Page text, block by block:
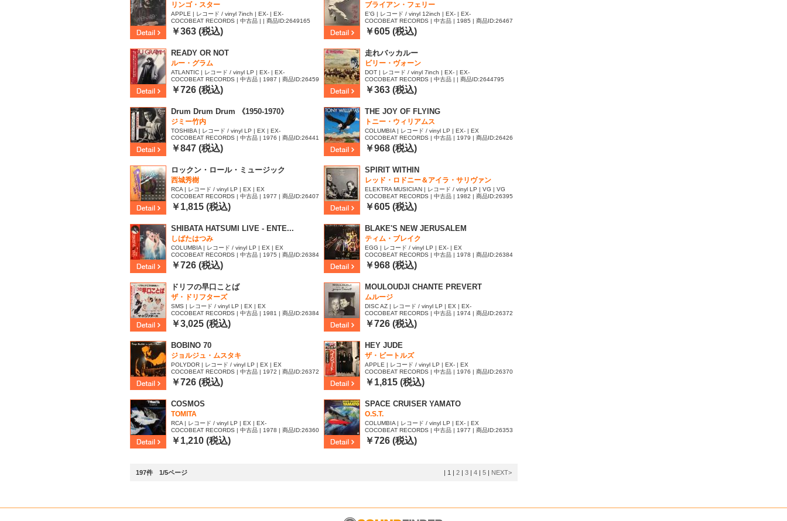
リンゴ・スター
APPLE | レコード / vinyl 7inch | EX- | EX-
COCOBEAT RECORDS | 中古品 | | 商品ID:2649165
￥363 (税込)
ブライアン・フェリー
E'G | レコード / vinyl 12inch | EX- | EX-
COCOBEAT RECORDS | 中古品 | 1985 | 商品ID:26467
67
￥605 (税込)
READY OR NOT
ルー・グラム
ATLANTIC | レコード / vinyl LP | EX- | EX-
COCOBEAT RECORDS | 中古品 | 1987 | 商品ID:26459
36
￥726 (税込)
走れバッカルー
ビリー・ヴォーン
DOT | レコード / vinyl 7inch | EX- | EX-
COCOBEAT RECORDS | 中古品 | | 商品ID:2644795
￥363 (税込)
Drum Drum Drum 《1950-1970》
ジミー竹内
TOSHIBA | レコード / vinyl LP | EX | EX-
COCOBEAT RECORDS | 中古品 | 1976 | 商品ID:26441
49
￥847 (税込)
THE JOY OF FLYING
トニー・ウィリアムス
COLUMBIA | レコード / vinyl LP | EX- | EX
COCOBEAT RECORDS | 中古品 | 1979 | 商品ID:26426
83
￥968 (税込)
ロックン・ロール・ミュージック
西城秀樹
RCA | レコード / vinyl LP | EX | EX
COCOBEAT RECORDS | 中古品 | 1977 | 商品ID:26407
55
￥1,815 (税込)
SPIRIT WITHIN
レッド・ロドニー＆アイラ・サリヴァン
ELEKTRA MUSICIAN | レコード / vinyl LP | VG | VG
COCOBEAT RECORDS | 中古品 | 1982 | 商品ID:26395
31
￥605 (税込)
SHIBATA HATSUMI LIVE - ENTE...
しばたはつみ
COLUMBIA | レコード / vinyl LP | EX | EX
COCOBEAT RECORDS | 中古品 | 1975 | 商品ID:26384
96
￥726 (税込)
BLAKE'S NEW JERUSALEM
ティム・ブレイク
EGG | レコード / vinyl LP | EX- | EX
COCOBEAT RECORDS | 中古品 | 1978 | 商品ID:26384
62
￥968 (税込)
ドリフの早口ことば
ザ・ドリフターズ
SMS | レコード / vinyl LP | EX | EX
COCOBEAT RECORDS | 中古品 | 1981 | 商品ID:26384
59
￥3,025 (税込)
MOULOUDJI CHANTE PREVERT
ムルージ
DISC AZ | レコード / vinyl LP | EX | EX-
COCOBEAT RECORDS | 中古品 | 1974 | 商品ID:26372
22
￥726 (税込)
BOBINO 70
ジョルジュ・ムスタキ
POLYDOR | レコード / vinyl LP | EX | EX
COCOBEAT RECORDS | 中古品 | 1972 | 商品ID:26372
10
￥726 (税込)
HEY JUDE
ザ・ビートルズ
APPLE | レコード / vinyl LP | EX- | EX
COCOBEAT RECORDS | 中古品 | 1976 | 商品ID:26370
85
￥1,815 (税込)
COSMOS
TOMITA
RCA | レコード / vinyl LP | EX | EX-
COCOBEAT RECORDS | 中古品 | 1978 | 商品ID:26360
86
￥1,210 (税込)
SPACE CRUISER YAMATO
O.S.T.
COLUMBIA | レコード / vinyl LP | EX- | EX
COCOBEAT RECORDS | 中古品 | 1977 | 商品ID:26353
01
￥726 (税込)
197件 1/5ページ | 1 | 2 | 3 | 4 | 5 | NEXT>